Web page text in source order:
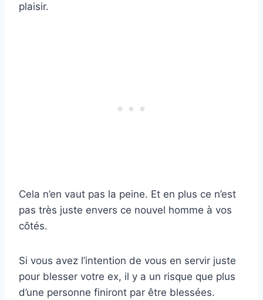
plaisir.
Cela n’en vaut pas la peine. Et en plus ce n’est
pas très juste envers ce nouvel homme à vos
côtés.
Si vous avez l’intention de vous en servir juste
pour blesser votre ex, il y a un risque que plus
d’une personne finiront par être blessées.